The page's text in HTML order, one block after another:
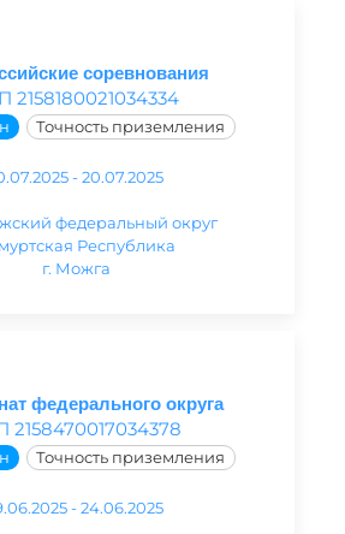
соревнования
2158180021034334
Точность приземления
- 20.07.2025
федеральный округ
Республика
г. Можга
федерального округа
2158470017034378
Точность приземления
- 24.06.2025